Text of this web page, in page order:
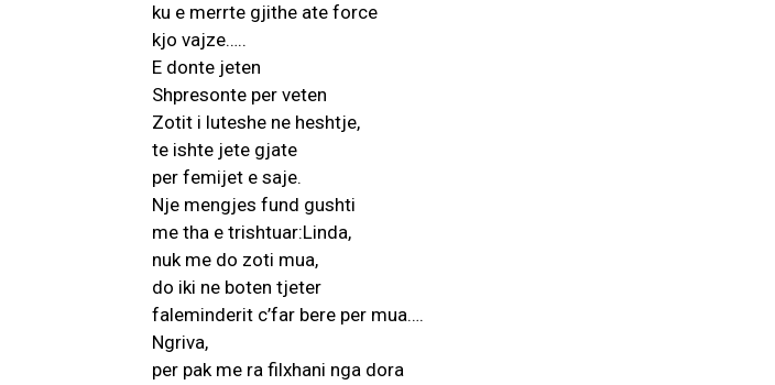
ku e merrte gjithe ate force
kjo vajze…..
E donte jeten
Shpresonte per veten
Zotit i luteshe ne heshtje,
te ishte jete gjate
per femijet e saje.
Nje mengjes fund gushti
me tha e trishtuar:Linda,
nuk me do zoti mua,
do iki ne boten tjeter
faleminderit c’far bere per mua….
Ngriva,
per pak me ra filxhani nga dora